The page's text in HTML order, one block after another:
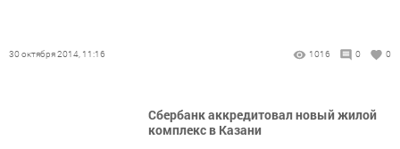
30 октября 2014, 11:16 1016 0 0
Сбербанк аккредитовал новый жилой
комплекс в Казани